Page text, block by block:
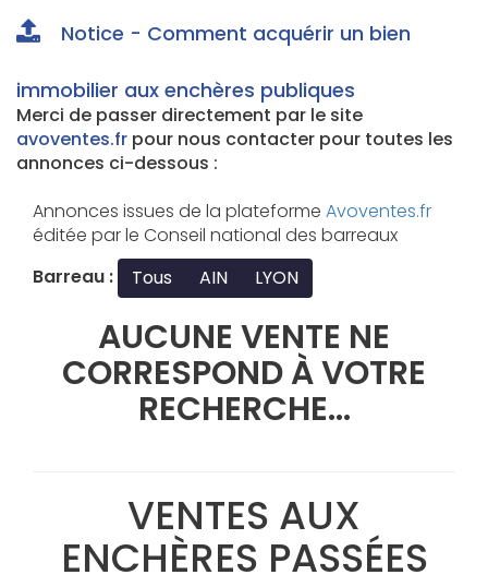
Notice - Comment acquérir un bien
immobilier aux enchères publiques
Merci de passer directement par le site
avoventes.fr pour nous contacter pour toutes les
annonces ci-dessous :
Annonces issues de la plateforme Avoventes.fr
éditée par le Conseil national des barreaux
Barreau :
Tous AIN LYON
AUCUNE VENTE NE
CORRESPOND À VOTRE
RECHERCHE...
VENTES AUX
ENCHÈRES PASSÉES